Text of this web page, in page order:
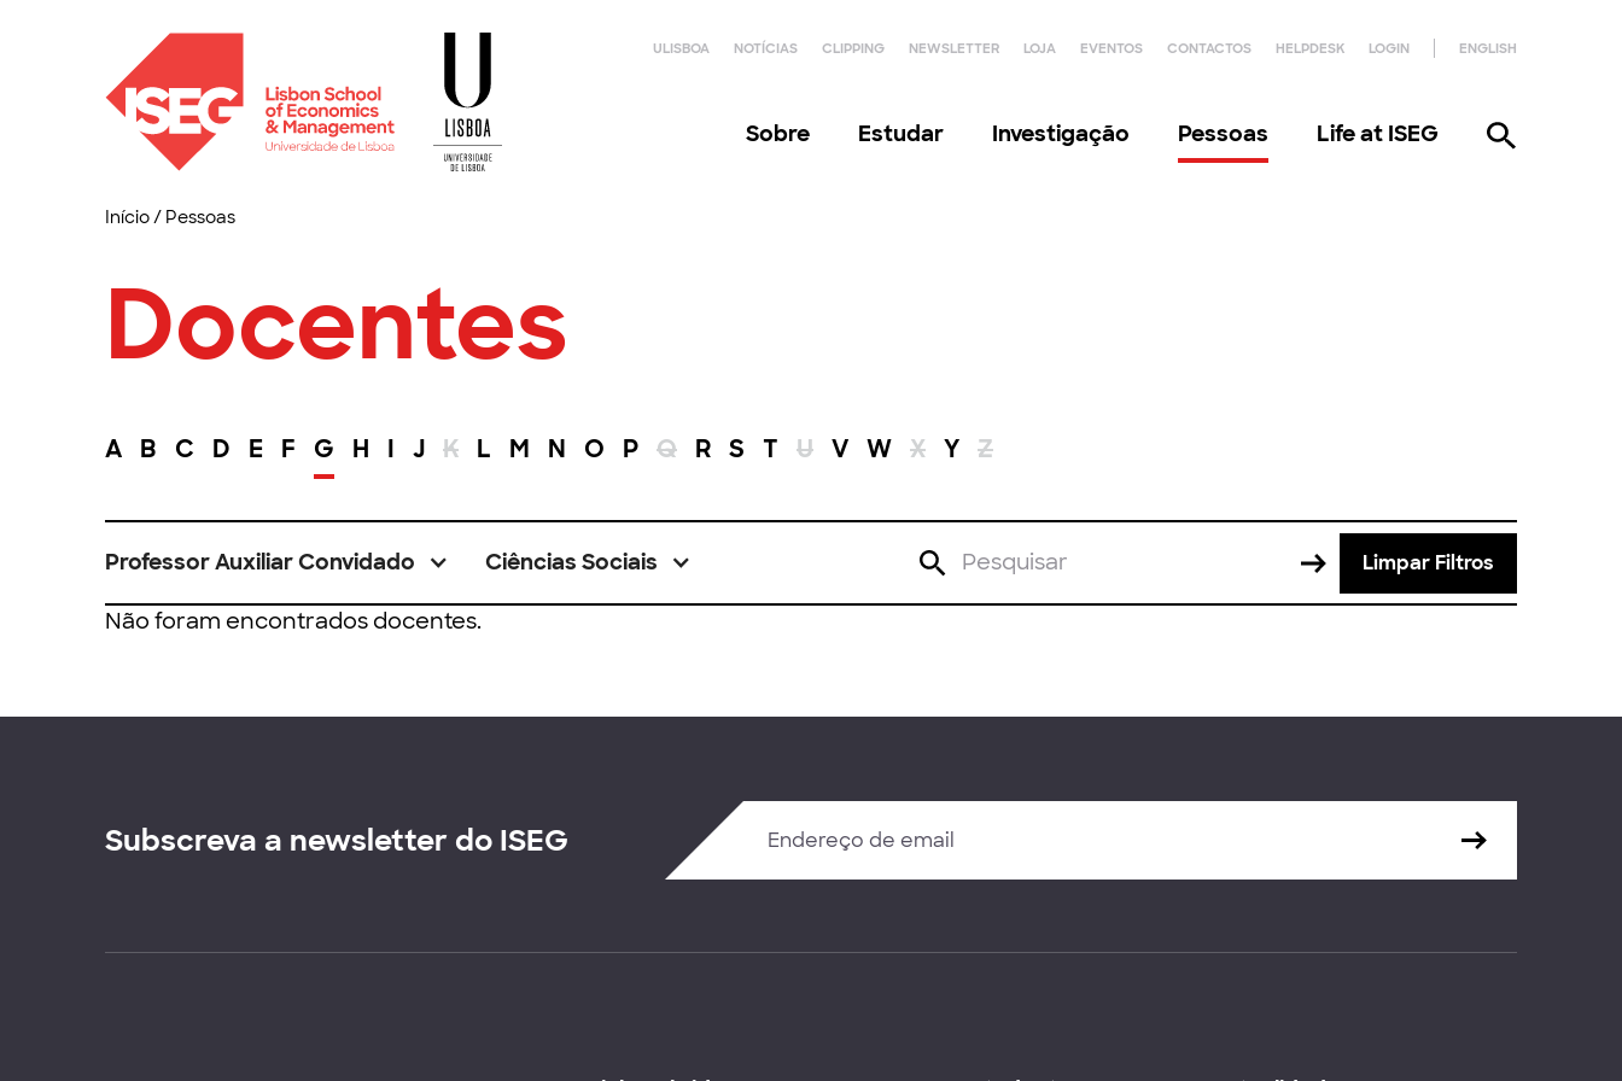
ULISBOA NOTÍCIAS CLIPPING NEWSLETTER LOJA EVENTOS CONTACTOS HELPDESK LOGIN ENGLISH
Sobre Estudar Investigação Pessoas Life at ISEG
Início/ Pessoas
Docentes
A B C D E F G H I J K L M N O P Q R S T U V W X Y Z
Professor Auxiliar Convidado Ciências Sociais Limpar Filtros
Não foram encontrados docentes.
Subscreva a newsletter do ISEG